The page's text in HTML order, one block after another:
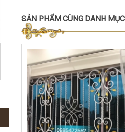
SẢN PHẨM CÙNG DANH MỤC